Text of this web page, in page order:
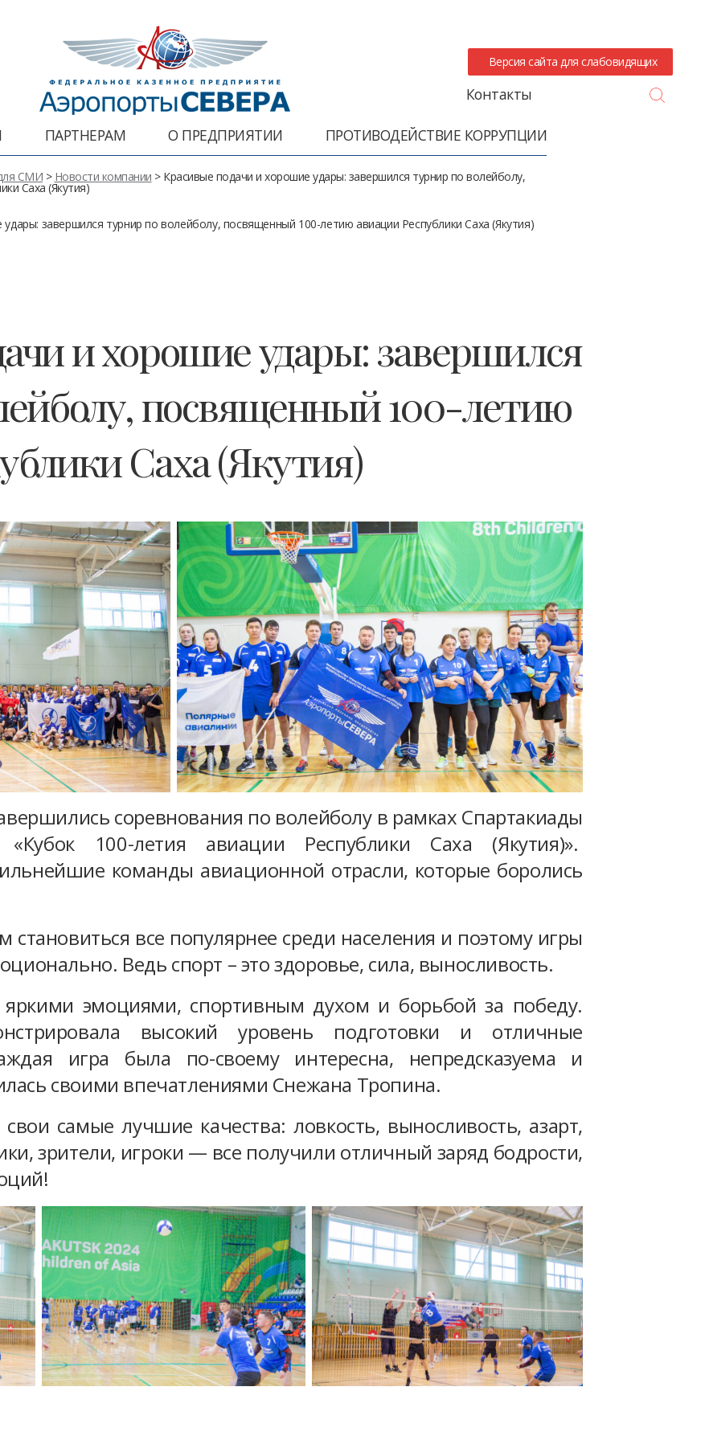
Версия сайта для слабовидящих
Контакты
ПАРТНЕРАМ О ПРЕДПРИЯТИИ ПРОТИВОДЕЙСТВИЕ КОРРУПЦИИ
СМИ > Новости компании > Красивые подачи и хорошие удары: завершился турнир по волейболу,
Саха (Якутия)
завершился турнир по волейболу, посвященный 100-летию авиации Республики Саха (Якутия)
и хорошие удары: завершился
посвященный 100-летию
Саха (Якутия)
соревнования по волейболу в рамках Спартакиады
«Кубок 100-летия авиации Республики Саха (Якутия)».
команды авиационной отрасли, которые боролись
все популярнее среди населения и поэтому игры
Ведь спорт – это здоровье, сила, выносливость.
эмоциями, спортивным духом и борьбой за победу.
высокий уровень подготовки и отличные
игра была по-своему интересна, непредсказуема и
своими впечатлениями Снежана Тропина.
самые лучшие качества: ловкость, выносливость, азарт,
зрители, игроки — все получили отличный заряд бодрости,